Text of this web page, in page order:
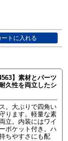
】素材とパーツ
久性を両立したシ
。大ぶりで四角い
ります。軽量な素
立。内装にはワイ
ポケット付き。ハ
ちやすさにも配